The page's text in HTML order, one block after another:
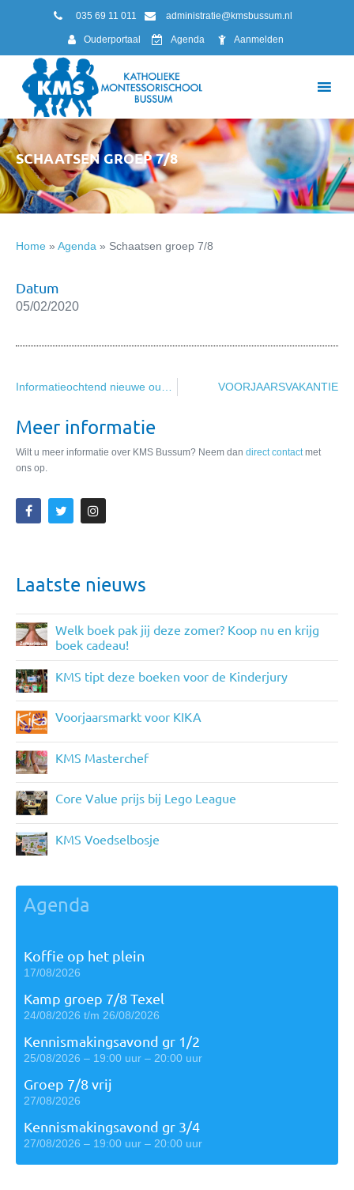
035 69 11 011 administratie@kmsbussum.nl
Ouderportaal Agenda Aanmelden
SCHAATSEN GROEP 7/8
Home » Agenda » Schaatsen groep 7/8
Datum
05/02/2020
VOORJAARSVAKANTIE
Meer informatie
Wilt u meer informatie over KMS Bussum? Neem dan direct contactmet
ons op.
Laatste nieuws
Welk boek pak jij deze zomer? Koop nu en krijg
boek cadeau!
KMS tipt deze boeken voor de Kinderjury
Voorjaarsmarkt voor KIKA
KMS Masterchef
Core Value prijs bij Lego League
KMS Voedselbosje
Agenda
Koffie op het plein
17/08/2026
Kamp groep 7/8 Texel
24/08/2026 t/m 26/08/2026
Kennismakingsavond gr 1/2
25/08/2026 – 19:00 uur – 20:00 uur
Groep 7/8 vrij
27/08/2026
Kennismakingsavond gr 3/4
27/08/2026 – 19:00 uur – 20:00 uur